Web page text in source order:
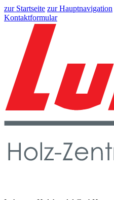
zur Startseite zur Hauptnavigation
Kontaktformular